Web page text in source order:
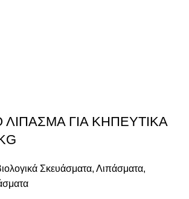
ΛΙΠΑΣΜΑ ΓΙΑ ΚΗΠΕΥΤΙΚΑ
Σκευάσματα, Λιπάσματα,